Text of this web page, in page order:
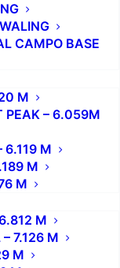
CAMPO BASE
M
PEAK – 6.059M
6.119 M
M
M
M
7.126 M
M
(6.812 m)
contratar un
y realicé el
de forma
sitio desde
para la
trekking del
feliz de tener